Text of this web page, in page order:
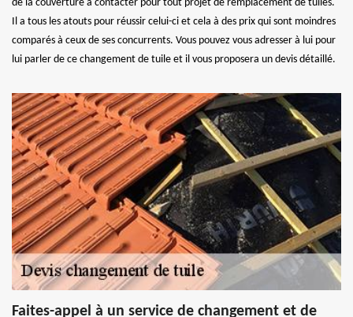
de la couverture à contacter pour tout projet de remplacement de tuiles.
Il a tous les atouts pour réussir celui-ci et cela à des prix qui sont moindres
comparés à ceux de ses concurrents. Vous pouvez vous adresser à lui pour
lui parler de ce changement de tuile et il vous proposera un devis détaillé.
Faites-appel à un service de changement et de